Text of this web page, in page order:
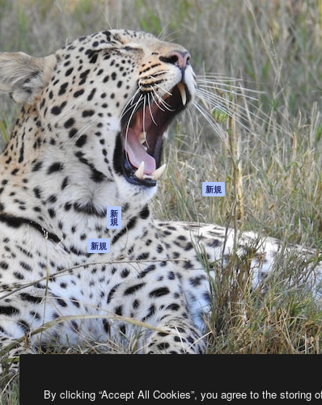
ラ
て
製品
Spaces
AI アシスタント
AI 画像生成ツール
AI 動画生成ツール
AI 音声合成ツール
ストックコンテン
ツ
Claude/ChatGPT
向けMCP
新
規
エージェント 新規
API
モバイルアプリ
すべてのMagnificツ
ール
はじめに
Academy
ドキュメント
サポート
利用規約
プライバシーポリ
シー
オリジナル 新規
クッキーポリシー
トラストセンター
アフィリエイト
法人向け
運営
料金
会社概要
Reviews
採用情報
検索トレ
ブログ
イベント
Slidesgo
コンテン
する
プレスル
ですか？
無断複写・転載を禁じます
By clicking “Accept All Cookies”, you agree to the storing